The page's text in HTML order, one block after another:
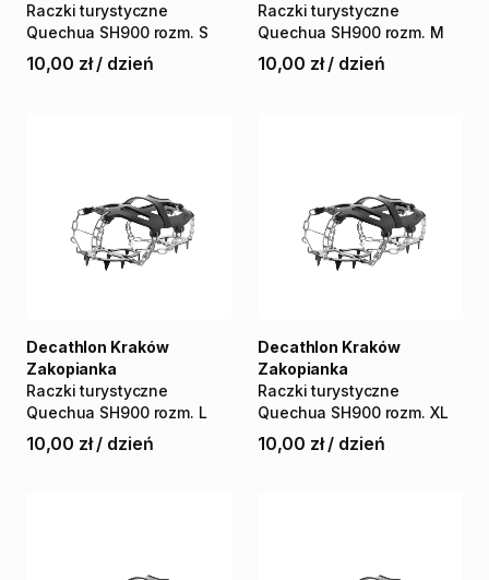
Raczki turystyczne
Quechua SH900 rozm. S
10,00 zł / dzień
Raczki turystyczne
Quechua SH900 rozm. M
10,00 zł / dzień
Raczki turystyczne
Quechua SH900 rozm. L
Decathlon Kraków
Zakopianka
10,00 zł / dzień
Raczki turystyczne
Quechua SH900 rozm. XL
Decathlon Kraków
Zakopianka
10,00 zł / dzień